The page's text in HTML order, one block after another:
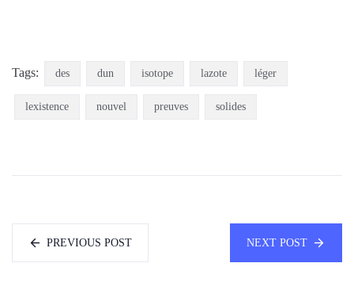
Tags: des dun isotope lazote léger
lexistence nouvel preuves solides
PREVIOUS POST NEXT POST